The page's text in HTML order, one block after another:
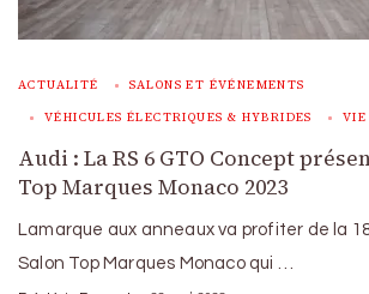
ACTUALITÉ SALONS ET ÉVÉNEMENTS
VÉHICULES ÉLECTRIQUES & HYBRIDES VIE
Audi : La RS 6 GTO Concept
Top Marques Monaco 2023
Lamarque aux anneaux va profiter de la
Salon Top Marques Monaco qui …